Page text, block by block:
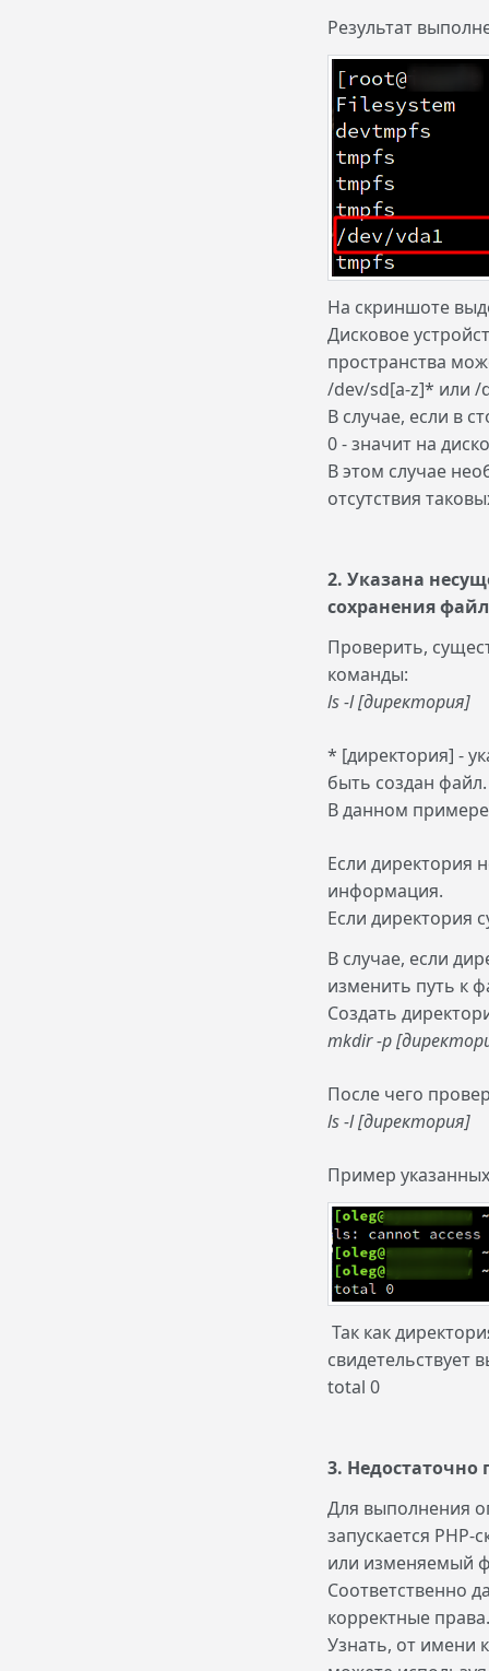
Результат
На скриншоте
Дисковое
пространства
/dev/sd[a-z]* или
В случае, если в
0 - значит на
В этом случае
отсутствия
2. Указана
сохранения
Проверить,
команды:
ls -l [директория]
* [директория] -
быть создан файл.
В данном
Если директория
информация.
Если директория
В случае, если
изменить путь к
Создать
mkdir -p
После чего
ls -l [директория]
Пример
Так как
свидетельствует
total 0
3. Недостаточно
Для выполнения
запускается
или изменяемый
Соответственно
корректные права.
Узнать, от имени